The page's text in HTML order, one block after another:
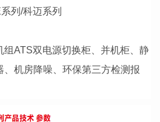
列/科迈系列
组ATS双电源切换柜、并机柜、静
机房降噪、环保第三方检测报